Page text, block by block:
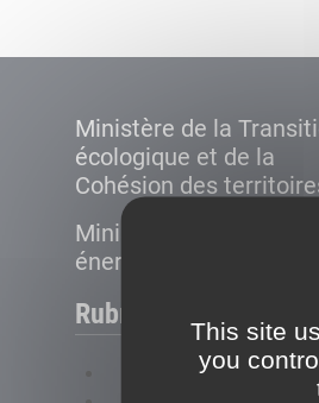
This site
you
Ministère de la
écologique et de la
Cohésion des
Ministère de la
énergétique
Rubriques